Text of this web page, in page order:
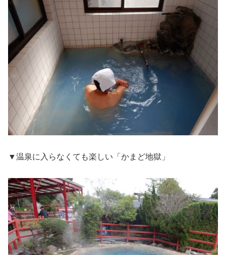
▼温泉に入らなくても楽しい「かまど地獄」